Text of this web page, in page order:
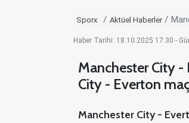
Sporx Aktüel Haberler
Haber Tarihi: 18.10.2025 17:30 -
Manchester City -
City - Everton
Manchester City -